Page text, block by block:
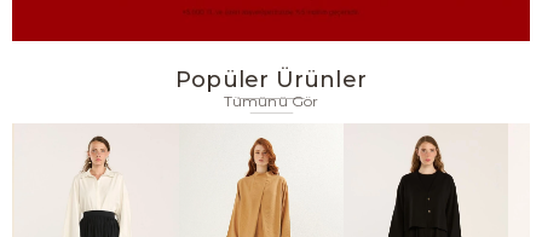
Popüler Ürünler
Tümünü Gör